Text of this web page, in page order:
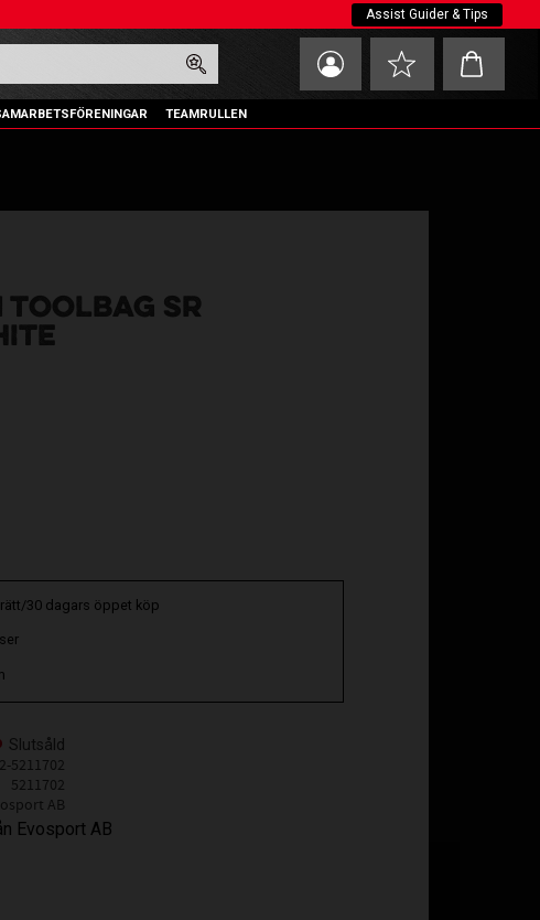
Assist Guider & Tips
Favoriter
Kundvagn
TEAMRULLEN
TOOLBAG SR
i favoriter
30 dagars öppet köp
Slutsåld
5211702
5211702
AB
Evosport AB